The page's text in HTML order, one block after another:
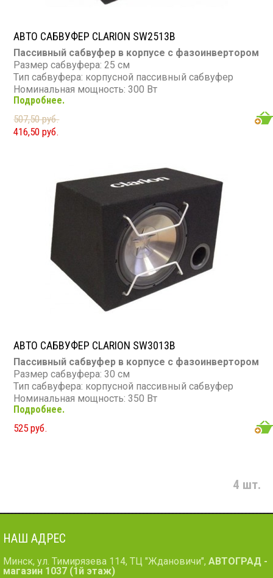
АВТО САБВУФЕР CLARION SW2513B
Пассивный сабвуфер в корпусе с фазоинвертором
Размер сабвуфера: 25 см
Тип сабвуфера: корпусной пассивный сабвуфер
Номинальная мощность: 300 Вт
Максимальная мощность: 600 Вт
Диапазон частот: 32 - 1 000 Гц
Сопротивление: 4 Ом
Подробнее.
507,50 руб.
416,50 руб.
АВТО САБВУФЕР CLARION SW3013B
Пассивный сабвуфер в корпусе с фазоинвертором
Размер сабвуфера: 30 см
Тип сабвуфера: корпусной пассивный сабвуфер
Номинальная мощность: 350 Вт
Максимальная мощность: 700 Вт
Диапазон частот: 30 - 1 000 Гц
Сопротивление: 4 Ом
Подробнее.
525 руб.
4 шт.
НАШ АДРЕС
Минск, ул. Тимирязева 114, ТЦ "Ждановичи", АВТОГРАД -
магазин 1037 (1й этаж)